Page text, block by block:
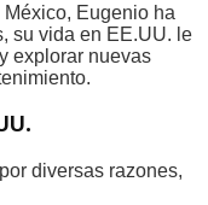
Eugenio ha
su vida en EE.UU. le
explorar nuevas
diversas razones,